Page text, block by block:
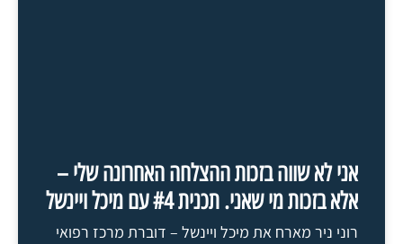
אני לא שווה בזכות ההצלחה האחרונה שלי –
אלא בזכות מי שאני. תכנית #4 עם מיכל ויינשל
רוני ניר מארח את מיכל ויינשל – דוברת מרכז רפואי